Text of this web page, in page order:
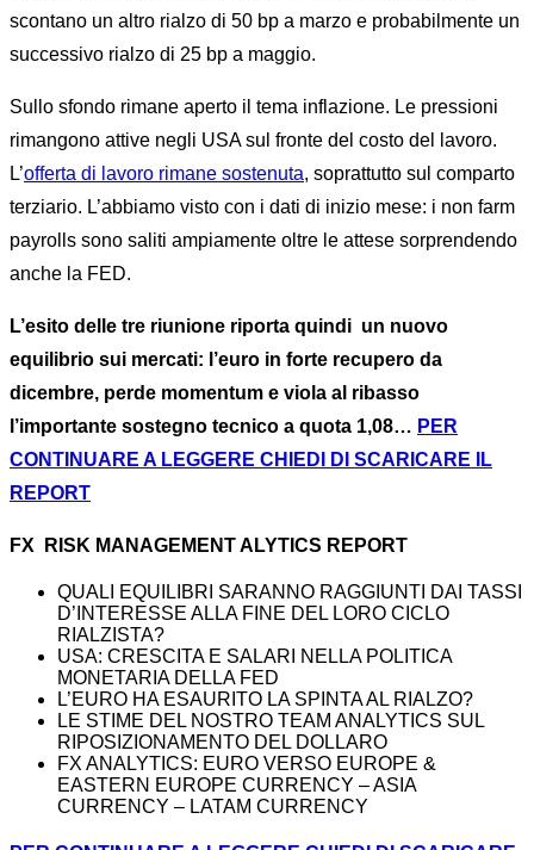
scontano un altro rialzo di 50 bp a marzo e probabilmente un
successivo rialzo di 25 bp a maggio.
Sullo sfondo rimane aperto il tema inflazione. Le pressioni
rimangono attive negli USA sul fronte del costo del lavoro.
L’offerta di lavoro rimane sostenuta, soprattutto sul comparto
terziario. L’abbiamo visto con i dati di inizio mese: i non farm
payrolls sono saliti ampiamente oltre le attese sorprendendo
anche la FED.
L’esito delle tre riunione riporta quindi un nuovo
equilibrio sui mercati: l’euro in forte recupero da
dicembre, perde momentum e viola al ribasso
l’importante sostegno tecnico a quota 1,08… PER
CONTINUARE A LEGGERE CHIEDI DI SCARICARE IL
REPORT
FX RISK MANAGEMENT ALYTICS REPORT
QUALI EQUILIBRI SARANNO RAGGIUNTI DAI TASSI
D’INTERESSE ALLA FINE DEL LORO CICLO
RIALZISTA?
USA: CRESCITA E SALARI NELLA POLITICA
MONETARIA DELLA FED
L’EURO HA ESAURITO LA SPINTA AL RIALZO?
LE STIME DEL NOSTRO TEAM ANALYTICS SUL
RIPOSIZIONAMENTO DEL DOLLARO
FX ANALYTICS: EURO VERSO EUROPE &
EASTERN EUROPE CURRENCY – ASIA
CURRENCY – LATAM CURRENCY